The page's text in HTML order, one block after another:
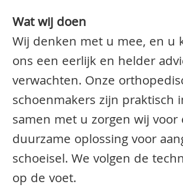
Wat wij doen
Wij denken met u mee, en u
ons een eerlijk en helder
verwachten. Onze
schoenmakers zijn praktisch
samen met u zorgen wij voor
duurzame oplossing voor
schoeisel. We volgen de
op de voet.